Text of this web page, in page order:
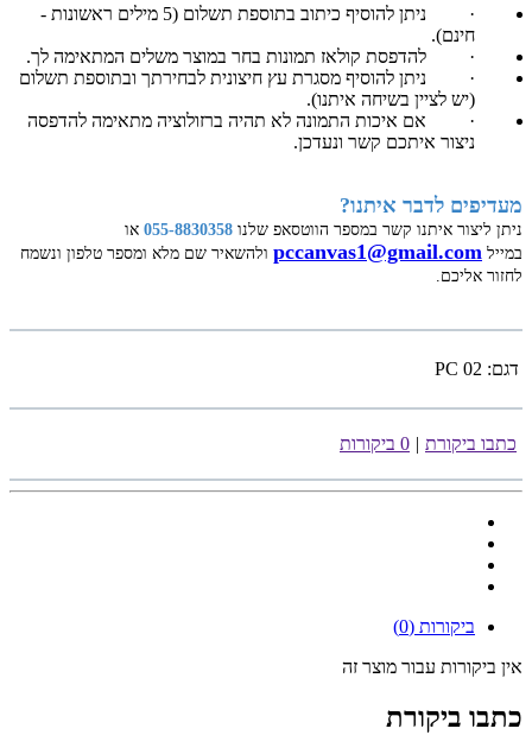
·
ניתן להוסיף כיתוב בתוספת תשלום (5 מילים ראשונות -
חינם).
·
להדפסת קולאז תמונות בחר במוצר משלים המתאימה לך.
·
ניתן להוסיף מסגרת עץ חיצונית לבחירתך ובתוספת תשלום
(יש לציין בשיחה איתנו).
·
אם איכות התמונה לא תהיה ברזולוציה מתאימה להדפסה
ניצור איתכם קשר ונעדכן.
מעדיפים לדבר איתנו?
ניתן ליצור איתנו קשר במספר הווטסאפ שלנו 055-8830358 או
במייל pccanvas1@gmail.com ולהשאיר שם מלא ומספר טלפון ונשמח
לחזור אליכם.
דגם: PC 02
כתבו ביקורת | 0 ביקורות
ביקורות (0)
אין ביקורות עבור מוצר זה
כתבו ביקורת